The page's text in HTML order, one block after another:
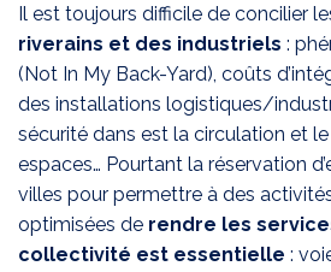
Il est toujours difficile de concilier
riverains et des industriels :
(Not In My Back-Yard), coûts
des installations logistiques/
sécurité dans est la circulation et
espaces… Pourtant la réservation
villes pour permettre à des
optimisées de rendre les
collectivité est essentielle :